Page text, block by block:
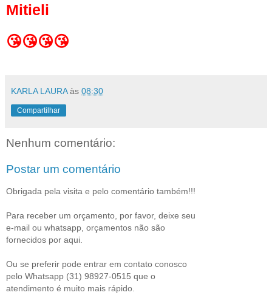
Mitieli
😘😘😘😘
KARLA LAURA às 08:30
Compartilhar
Nenhum comentário:
Postar um comentário
Obrigada pela visita e pelo comentário também!!!
Para receber um orçamento, por favor, deixe seu
e-mail ou whatsapp, orçamentos não são
fornecidos por aqui.
Ou se preferir pode entrar em contato conosco
pelo Whatsapp (31) 98927-0515 que o
atendimento é muito mais rápido.